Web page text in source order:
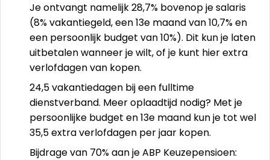
Je ontvangt namelijk 28,7% bovenop je salaris
(8% vakantiegeld, een 13e maand van 10,7% en
een persoonlijk budget van 10%). Dit kun je laten
uitbetalen wanneer je wilt, of je kunt hier extra
verlofdagen van kopen.
24,5 vakantiedagen bij een fulltime
dienstverband. Meer oplaadtijd nodig? Met je
persoonlijke budget en 13e maand kun je tot wel
35,5 extra verlofdagen per jaar kopen.
Bijdrage van 70% aan je ABP Keuzepensioen: